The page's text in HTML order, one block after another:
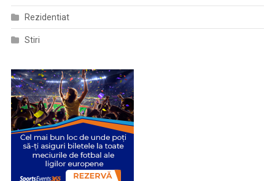
Rezidentiat
Stiri